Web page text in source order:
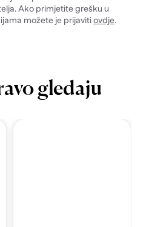
Ako primjetite grešku u
možete je prijavitiovdje.
gledaju